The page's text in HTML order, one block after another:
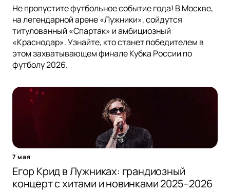
Не пропустите футбольное событие года! В Москве,
на легендарной арене «Лужники», сойдутся
титулованный «Спартак» и амбициозный
«Краснодар». Узнайте, кто станет победителем в
этом захватывающем финале Кубка России по
футболу 2026.
7 мая
Егор Крид в Лужниках: грандиозный
концерт с хитами и новинками 2025–2026